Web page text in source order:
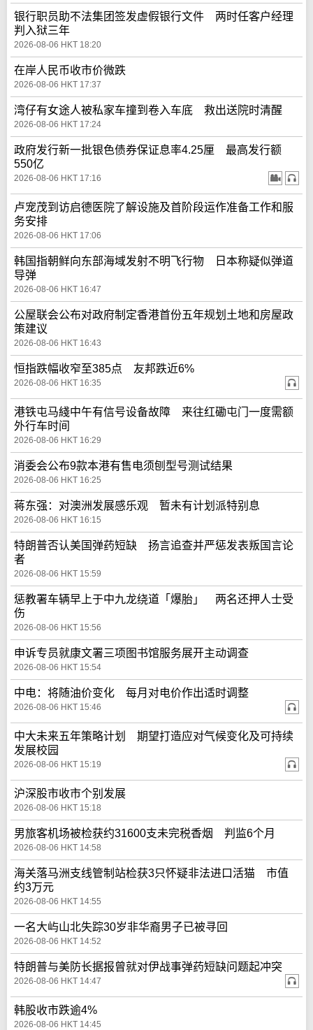
银行职员助不法集团签发虚假银行文件 两时任客户经理
判入狱三年
2026-08-06 HKT 18:20
在岸人民币收市价微跌
2026-08-06 HKT 17:37
湾仔有女途人被私家车撞到卷入车底 救出送院时清醒
2026-08-06 HKT 17:24
政府发行新一批银色债券保证息率4.25厘 最高发行额
550亿
2026-08-06 HKT 17:16
卢宠茂到访启德医院了解设施及首阶段运作准备工作和服
务安排
2026-08-06 HKT 17:06
韩国指朝鲜向东部海域发射不明飞行物 日本称疑似弹道
导弹
2026-08-06 HKT 16:47
公屋联会公布对政府制定香港首份五年规划土地和房屋政
策建议
2026-08-06 HKT 16:43
恒指跌幅收窄至385点 友邦跌近6%
2026-08-06 HKT 16:35
港铁屯马綫中午有信号设备故障 来往红磡屯门一度需额
外行车时间
2026-08-06 HKT 16:29
消委会公布9款本港有售电须刨型号测试结果
2026-08-06 HKT 16:25
蒋东强：对澳洲发展感乐观 暂未有计划派特别息
2026-08-06 HKT 16:15
特朗普否认美国弹药短缺 扬言追查并严惩发表叛国言论
者
2026-08-06 HKT 15:59
惩教署车辆早上于中九龙绕道「爆胎」 两名还押人士受
伤
2026-08-06 HKT 15:56
申诉专员就康文署三项图书馆服务展开主动调查
2026-08-06 HKT 15:54
中电：将随油价变化 每月对电价作出适时调整
2026-08-06 HKT 15:46
中大未来五年策略计划 期望打造应对气候变化及可持续
发展校园
2026-08-06 HKT 15:19
沪深股市收市个别发展
2026-08-06 HKT 15:18
男旅客机场被检获约31600支未完税香烟 判监6个月
2026-08-06 HKT 14:58
海关落马洲支线管制站检获3只怀疑非法进口活猫 市值
约3万元
2026-08-06 HKT 14:55
一名大屿山北失踪30岁非华裔男子已被寻回
2026-08-06 HKT 14:52
特朗普与美防长据报曾就对伊战事弹药短缺问题起冲突
2026-08-06 HKT 14:47
韩股收市跌逾4%
2026-08-06 HKT 14:45